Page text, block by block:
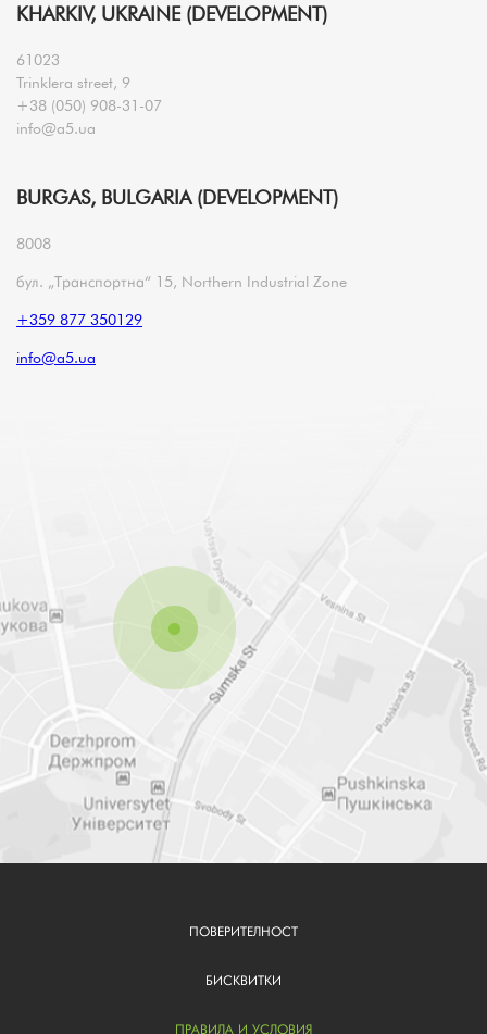
KHARKIV, UKRAINE (DEVELOPMENT)
61023
Trinklera street, 9
+38 (050) 908-31-07
info@a5.ua
BURGAS, BULGARIA (DEVELOPMENT)
8008
бул. „Транспортна“ 15, Northern Industrial Zone
+359 877 350129
info@a5.ua
ПОВЕРИТЕЛНОСТ
БИСКВИТКИ
ПРАВИЛА И УСЛОВИЯ